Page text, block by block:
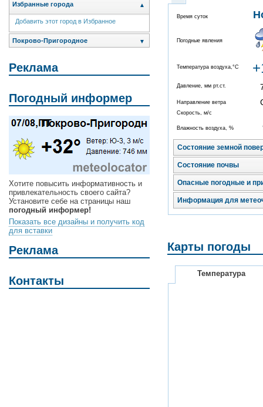
Избранные города ▲
Добавить этот город в Избранное
Покрово-Пригородное ▼
Реклама
Погодный информер
Хотите повысить информативность и
привлекательность своего сайта?
Установите себе на страницы наш
погодный информер!
Показать все дизайны и получить код
для вставки
Реклама
Контакты
Время суток
Погодные явления
Температура воздуха,°C
Давление, мм рт.ст.
Направление ветра
Скорость, м/с
Влажность воздуха, %
Состояние земной
Состояние почвы
Опасные погодные и
Информация для
Карты погоды
Температура